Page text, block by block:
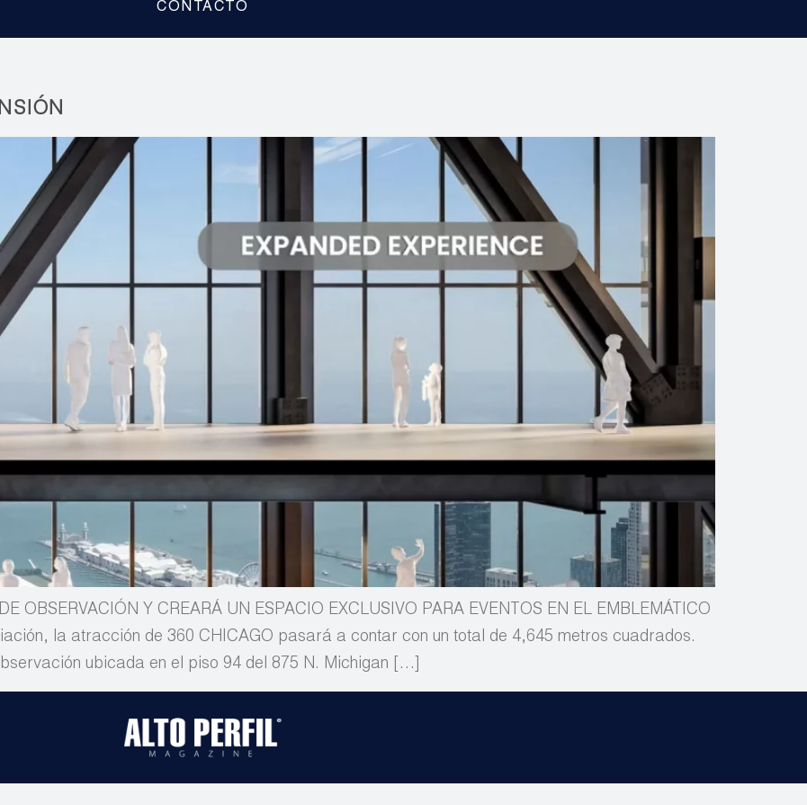
CONTACTO
OBSERVACIÓN Y CREARÁ UN ESPACIO EXCLUSIVO PARA EVENTOS EN EL EMBLEMÁTICO
la atracción de 360 CHICAGO pasará a contar con un total de 4,645 metros cuadrados.
ubicada en el piso 94 del 875 N. Michigan […]